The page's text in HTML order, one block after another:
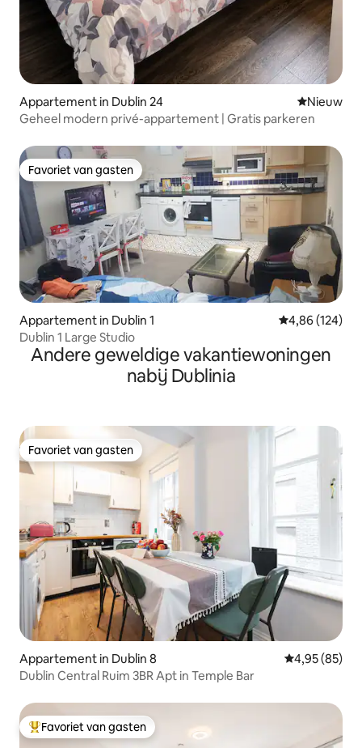
Appartement in Dublin 24 Nieuwe
Nieuw
Geheel modern privé-appartement | Gratis parkeren
Favoriet van gasten
Favoriet van gasten
Appartement in Dublin 1 Gemiddelde
4,86 (124)
Dublin 1 Large Studio
Andere geweldige vakantiewoningen
nabij Dublinia
Favoriet van gasten
Favoriet van gasten
Appartement in Dublin 8 Gemiddelde
4,95 (85)
Dublin Central Ruim 3BR Apt in Temple Bar
Topfavoriet van gasten
Favoriet van gasten